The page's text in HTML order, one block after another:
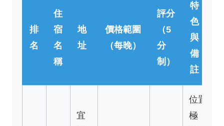
排
名
住
宿
名
稱
地
址
價格範圍
（每晚）
評分
（5
分
制）
特
色
與
備
註
宜
位置
極